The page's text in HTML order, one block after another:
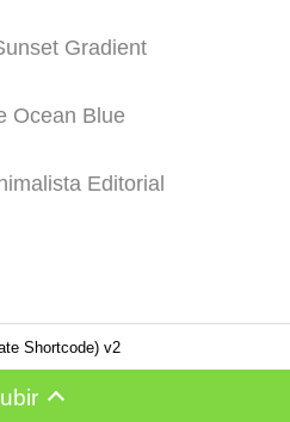
Gradient
Ocean Blue
Editorial
Shortcode) v2